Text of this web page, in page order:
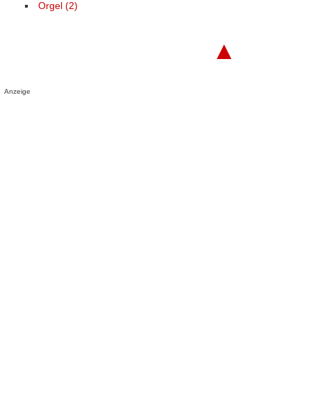
Orgel (2)
▲
Anzeige